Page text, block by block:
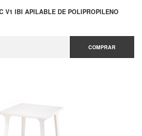
V1 IBI APILABLE DE POLIPROPILENO
COMPRAR